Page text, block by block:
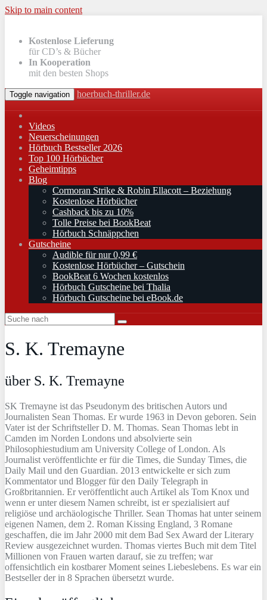
Skip to main content
Kostenlose Lieferung
für CD’s & Bücher
In Kooperation
mit den besten Shops
Toggle navigation hoerbuch-thriller.de
Videos
Neuerscheinungen
Hörbuch Bestseller 2026
Top 100 Hörbücher
Geheimtipps
Blog
Cormoran Strike & Robin Ellacott – Beziehung
Kostenlose Hörbücher
Cashback bis zu 10%
Tolle Preise bei BookBeat
Hörbuch Schnäppchen
Gutscheine
Audible für nur 0,99 €
Kostenlose Hörbücher – Gutschein
BookBeat 6 Wochen kostenlos
Hörbuch Gutscheine bei Thalia
Hörbuch Gutscheine bei eBook.de
S. K. Tremayne
über S. K. Tremayne
SK Tremayne ist das Pseudonym des britischen Autors und
Journalisten Sean Thomas. Er wurde 1963 in Devon geboren. Sein
Vater ist der Schriftsteller D. M. Thomas. Sean Thomas lebt in
Camden im Norden Londons und absolvierte sein
Philosophiestudium am University College of London. Als
Journalist veröffentlichte er für die Times, die Sunday Times, die
Daily Mail und den Guardian. 2013 entwickelte er sich zum
Kommentator und Blogger für den Daily Telegraph in
Großbritannien. Er veröffentlicht auch Artikel als Tom Knox und
wenn er unter diesem Namen schreibt, ist er spezialisiert auf
religiöse und archäologische Thriller. Sean Thomas hat unter seinem
eigenen Namen, dem 2. Roman Kissing England, 3 Romane
geschaffen, die im Jahr 2000 mit dem Bad Sex Award der Literary
Review ausgezeichnet wurden. Thomas viertes Buch mit dem Titel
Millionen von Frauen warten darauf, sie zu treffen; war
offensichtlich ein kostbarer Moment seines Liebeslebens. Es war ein
Bestseller der in 8 Sprachen übersetzt wurde.